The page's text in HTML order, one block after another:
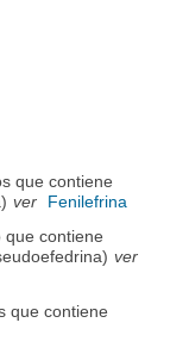
que contiene
ver
Fenilefrina
que contiene
ver
que contiene